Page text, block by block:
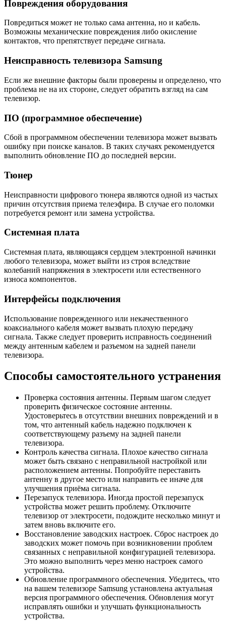
Повреждения оборудования
Повредиться может не только сама антенна, но и кабель.
Возможны механические повреждения либо окисление
контактов, что препятствует передаче сигнала.
Неисправность телевизора Samsung
Если же внешние факторы были проверены и определено, что
проблема не на их стороне, следует обратить взгляд на сам
телевизор.
ПО (программное обеспечение)
Сбой в программном обеспечении телевизора может вызвать
ошибку при поиске каналов. В таких случаях рекомендуется
выполнить обновление ПО до последней версии.
Тюнер
Неисправности цифрового тюнера являются одной из частых
причин отсутствия приема телеэфира. В случае его поломки
потребуется ремонт или замена устройства.
Системная плата
Системная плата, являющаяся сердцем электронной начинки
любого телевизора, может выйти из строя вследствие
колебаний напряжения в электросети или естественного
износа компонентов.
Интерфейсы подключения
Использование поврежденного или некачественного
коаксиального кабеля может вызвать плохую передачу
сигнала. Также следует проверить исправность соединений
между антенным кабелем и разъемом на задней панели
телевизора.
Способы самостоятельного устранения
Проверка состояния антенны. Первым шагом следует
проверить физическое состояние антенны.
Удостоверьтесь в отсутствии внешних повреждений и в
том, что антенный кабель надежно подключен к
соответствующему разъему на задней панели
телевизора.
Контроль качества сигнала. Плохое качество сигнала
может быть связано с неправильной настройкой или
расположением антенны. Попробуйте переставить
антенну в другое место или направить ее иначе для
улучшения приёма сигнала.
Перезапуск телевизора. Иногда простой перезапуск
устройства может решить проблему. Отключите
телевизор от электросети, подождите несколько минут и
затем вновь включите его.
Восстановление заводских настроек. Сброс настроек до
заводских может помочь при возникновении проблем
связанных с неправильной конфигурацией телевизора.
Это можно выполнить через меню настроек самого
устройства.
Обновление программного обеспечения. Убедитесь, что
на вашем телевизоре Samsung установлена актуальная
версия программного обеспечения. Обновления могут
исправлять ошибки и улучшать функциональность
устройства.